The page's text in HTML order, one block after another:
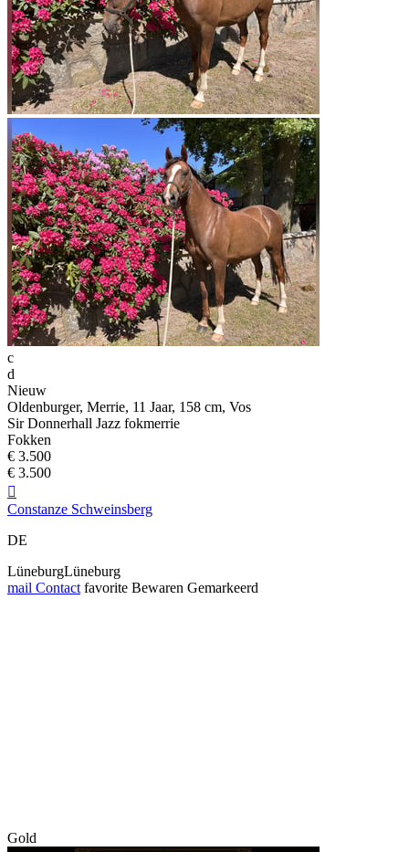
c
d
Nieuw
Oldenburger, Merrie, 11 Jaar, 158 cm, Vos
Sir Donnerhall Jazz fokmerrie
Fokken
€ 3.500
€ 3.500

Constanze Schweinsberg
DE
LüneburgLüneburg
mail Contact favorite Bewaren Gemarkeerd
Gold